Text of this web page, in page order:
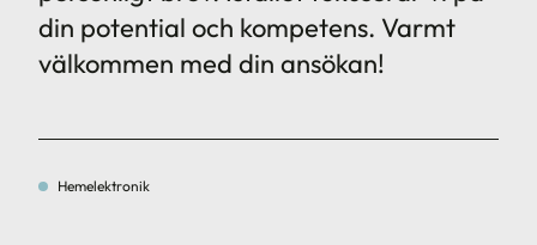
din potential och kompetens. Varmt
välkommen med din ansökan!
Hemelektronik